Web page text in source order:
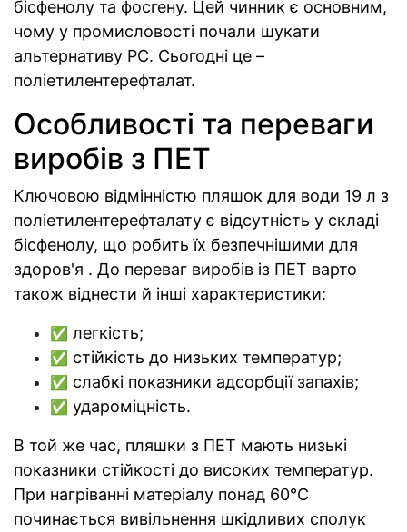
бісфенолу та фосгену. Цей чинник є основним,
чому у промисловості почали шукати
альтернативу РС. Сьогодні це –
поліетилентерефталат.
Особливості та переваги
виробів з ПЕТ
Ключовою відмінністю пляшок для води 19 л з
поліетилентерефталату є відсутність у складі
бісфенолу, що робить їх безпечнішими для
здоров'я . До переваг виробів із ПЕТ варто
також віднести й інші характеристики:
✅ легкість;
✅ стійкість до низьких температур;
✅ слабкі показники адсорбції запахів;
✅ удароміцність.
В той же час, пляшки з ПЕТ мають низькі
показники стійкості до високих температур.
При нагріванні матеріалу понад 60°С
починається вивільнення шкідливих сполук